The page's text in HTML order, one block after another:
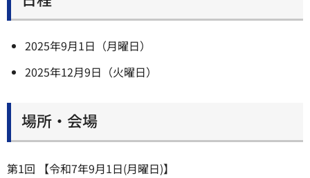
2025年9月1日（月曜日）
2025年12月9日（火曜日）
場所・会場
第1回 【令和7年9月1日(月曜日)】